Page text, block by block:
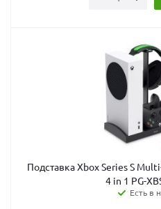
Подставка Xbox Series S
4 in 1 PG-
Есть в